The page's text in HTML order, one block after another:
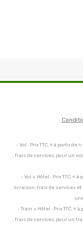
- Vol : Prix TTC, « à partir
frais de services, pour un
- Vol + Hôtel : Prix TTC, «
livraison, frais de services
- Train + Hôtel : Prix TTC,
frais de services, pour un